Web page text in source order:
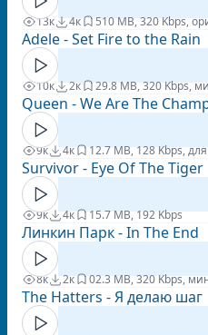
13к 4к 510 MB, 320 Kbps,
Adele - Set Fire to the Rain
10к 2к 29.8 MB, 320 Kbps,
Queen - We Are The
9к 4к 12.7 MB, 128 Kbps,
Survivor - Eye Of The Tiger
9к 4к 15.7 MB, 192 Kbps
Линкин Парк - In The End
8к 2к 02.3 MB, 320 Kbps,
The Hatters - Я делаю шаг